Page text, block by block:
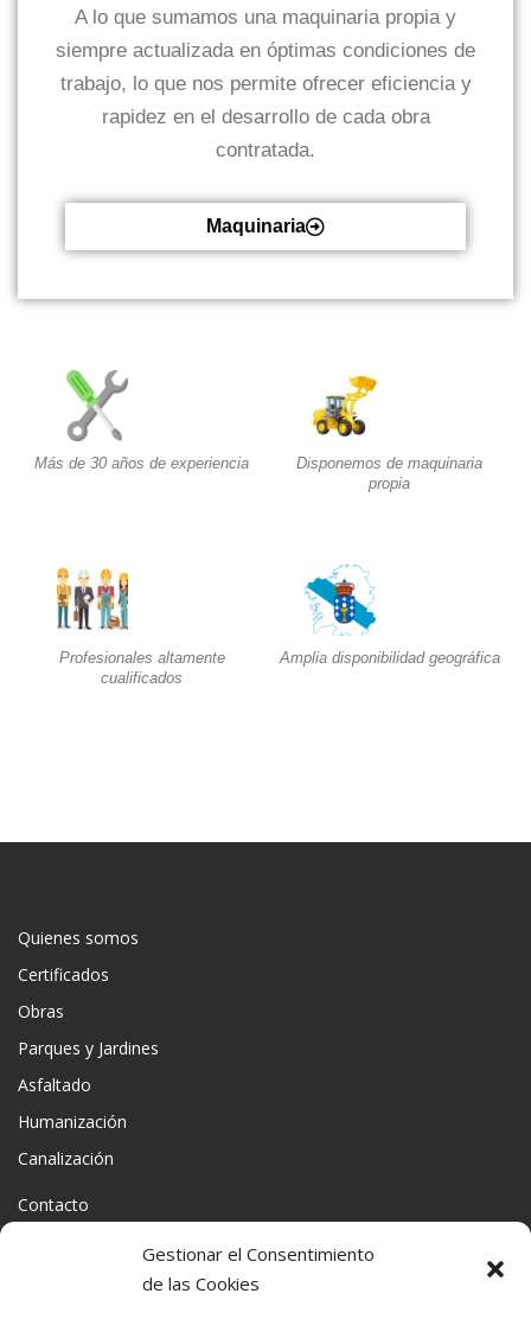
Gestionar el Consentimiento
de las Cookies
A lo que sumamos una maquinaria propia y
siempre actualizada en óptimas condiciones de
trabajo, lo que nos permite ofrecer eficiencia y
rapidez en el desarrollo de cada obra
contratada.
Maquinaria
Más de 30 años de experiencia​
Disponemos de maquinaria
propia​
Profesionales altamente
cualificados​
Amplia disponibilidad geográfica​
Quienes somos
Certificados
Obras
Parques y Jardines
Asfaltado
Humanización
Canalización
Contacto
Política de Protección de datos